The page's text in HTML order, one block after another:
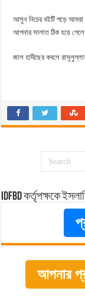
আসুন নিচের বইটি পড়ে আমরা
আপনার সালাত ঠিক হয়ে
জাল হাদীছের কবলে
idfbd কর্তৃপক্ষকে
আপনার